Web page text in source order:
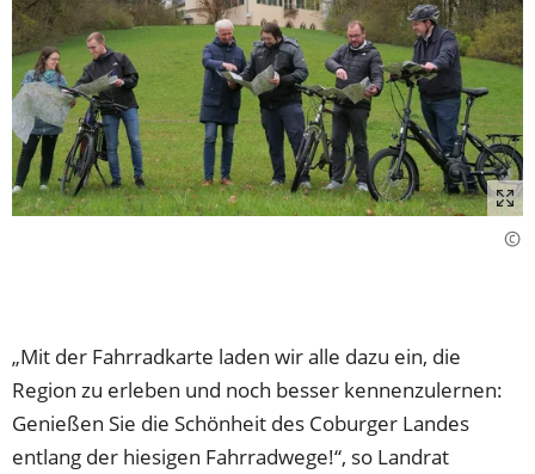
„Mit der Fahrradkarte laden wir alle dazu ein, die
Region zu erleben und noch besser kennenzulernen:
Genießen Sie die Schönheit des Coburger Landes
entlang der hiesigen Fahrradwege!“, so Landrat